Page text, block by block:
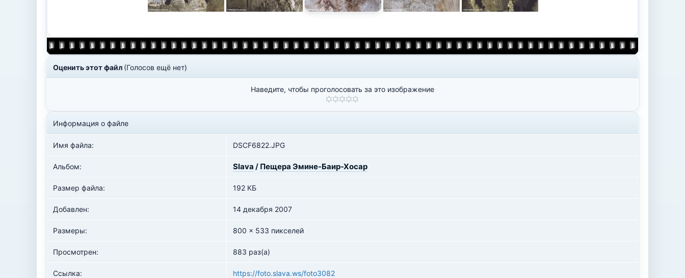
Оценить этот файл (Голосов ещё нет)
Наведите, чтобы проголосовать за это изображение
Информация о файле
Имя файла: DSCF6822.JPG
Альбом: Slava / Пещера Эмине-Баир-Хосар
Размер файла: 192 КБ
Добавлен: 14 декабря 2007
Размеры: 800 x 533 пикселей
Просмотрен: 883 раз(а)
Ссылка: https://foto.slava.ws/foto3082